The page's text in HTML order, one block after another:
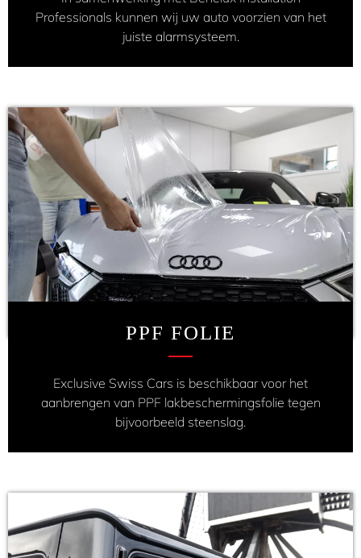
Professionals kunnen wij uw auto voorzien van het
juiste alarmsysteem.
PPF FOLIE
Exclusive Swiss Cars is beschikbaar voor het
aanbrengen van PPF lakbeschermingsfolie tegen
bijvoorbeeld steenslag.